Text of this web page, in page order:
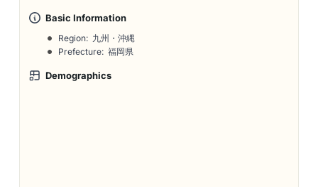
Basic Information
Region: 九州・沖縄
Prefecture: 福岡県
Demographics